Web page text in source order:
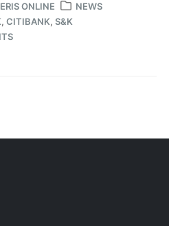
ONLINE
NEWS
, CITIBANK, S&K